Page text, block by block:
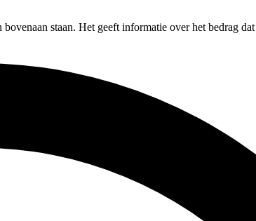
staan. Het geeft informatie over het bedrag